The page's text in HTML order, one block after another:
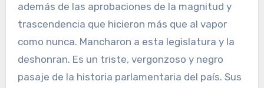
además de las aprobaciones de la magnitud y
trascendencia que hicieron más que al vapor
como nunca. Mancharon a esta legislatura y la
deshonran. Es un triste, vergonzoso y negro
pasaje de la historia parlamentaria del país. Sus